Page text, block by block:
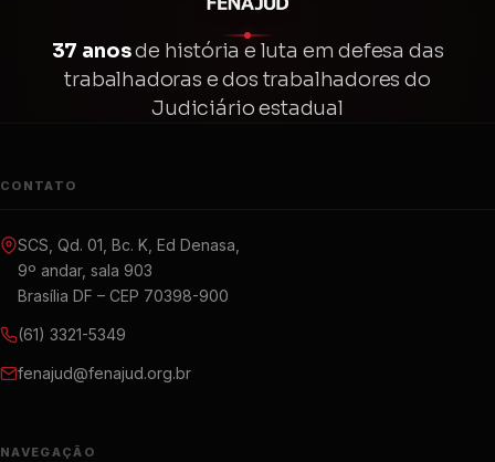
37 anosde história e luta em defesa das
trabalhadoras e dos trabalhadores do
Judiciário estadual
CONTATO
SCS, Qd. 01, Bc. K, Ed Denasa,
9º andar, sala 903
Brasília DF – CEP 70398-900
(61) 3321-5349
fenajud@fenajud.org.br
NAVEGAÇÃO